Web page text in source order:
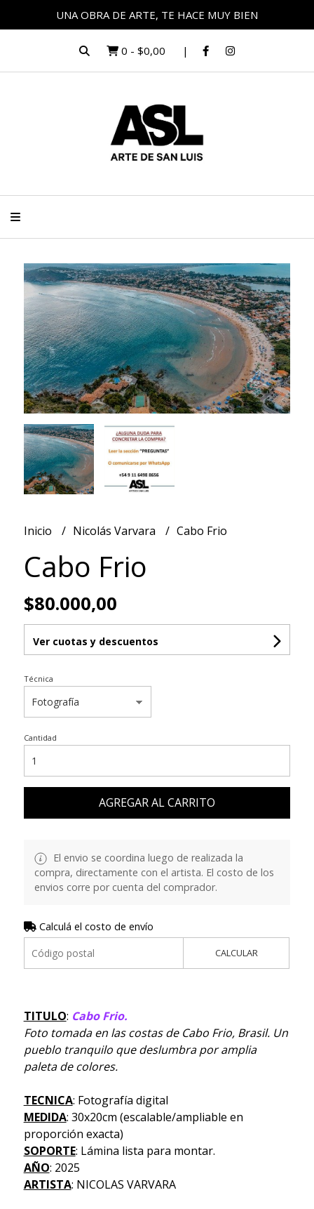
UNA OBRA DE ARTE, TE HACE MUY BIEN
0 - $0,00
Inicio Nicolás Varvara Cabo Frio
Cabo Frio
$80.000,00
Ver cuotas y descuentos
Técnica
Cantidad
AGREGAR AL CARRITO
El envio se coordina luego de realizada la
compra, directamente con el artista. El costo de los
envios corre por cuenta del comprador.
Calculá el costo de envío
CALCULAR
TITULO: Cabo Frio.
Foto tomada en las costas de Cabo Frio, Brasil. Un
pueblo tranquilo que deslumbra por amplia
paleta de colores.
TECNICA: Fotografía digital
MEDIDA: 30x20cm (escalable/ampliable en
proporción exacta)
SOPORTE: Lámina lista para montar.
AÑO: 2025
ARTISTA: NICOLAS VARVARA